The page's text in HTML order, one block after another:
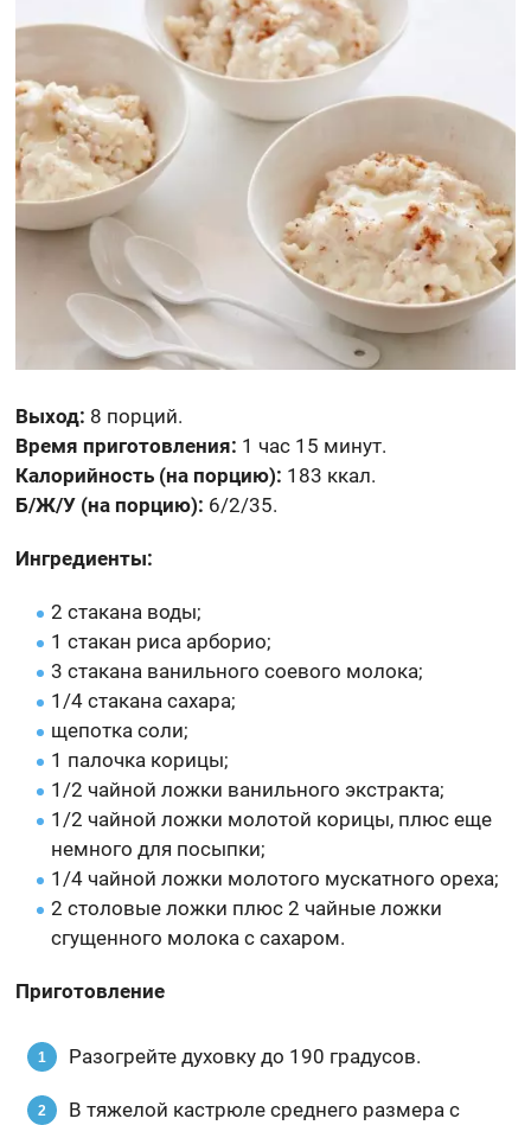
Выход: 8 порций.
Время приготовления: 1 час 15 минут.
Калорийность (на порцию): 183 ккал.
Б/Ж/У (на порцию): 6/2/35.
Ингредиенты:
2 стакана воды;
1 стакан риса арборио;
3 стакана ванильного соевого молока;
1/4 стакана сахара;
щепотка соли;
1 палочка корицы;
1/2 чайной ложки ванильного экстракта;
1/2 чайной ложки молотой корицы, плюс еще
немного для посыпки;
1/4 чайной ложки молотого мускатного ореха;
2 столовые ложки плюс 2 чайные ложки
сгущенного молока с сахаром.
Приготовление
Разогрейте духовку до 190 градусов.
В тяжелой кастрюле среднего размера с